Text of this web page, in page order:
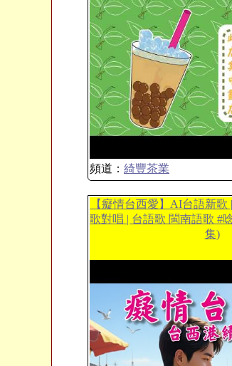
頻道： 綺豐茶業
【癡情台西愛】AI台語新
歌對唱 | 台語歌 閩南語歌 #
集)